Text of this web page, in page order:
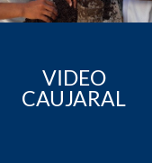
VIDEO
CAUJARAL